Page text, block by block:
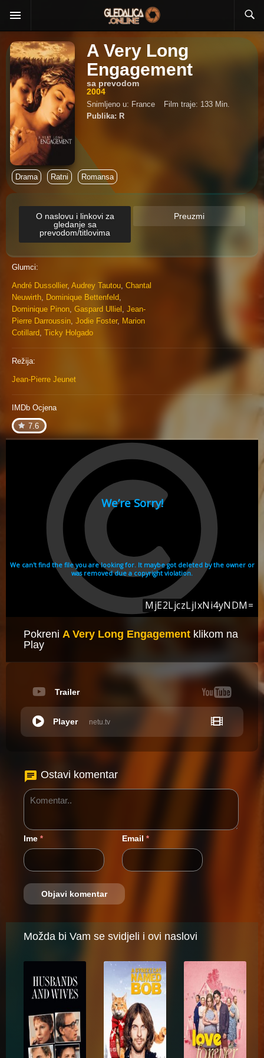
A Very Long
Engagement
sa prevodom
2004
Snimljeno u: France
Film traje: 133 Min.
Publika: R
Drama Ratni Romansa
O naslovu i linkovi za
gledanje sa
prevodom/titlovima
Preuzmi
Glumci:
André Dussollier, Audrey Tautou, Chantal
Neuwirth, Dominique Bettenfeld,
Dominique Pinon, Gaspard Ulliel , Jean-
Pierre Darroussin, Jodie Foster, Marion
Cotillard, Ticky Holgado
Režija:
Jean-Pierre Jeunet
IMDb Ocjena
7.6
Pokreni A Very Long Engagement klikom na
Play
Trailer
netu.tv
Player
Ostavi komentar
Ime * Email *
Možda bi Vam se svidjeli i ovi naslovi